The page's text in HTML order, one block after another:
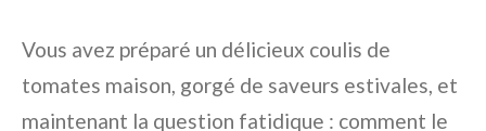
Vous avez préparé un délicieux coulis de
tomates maison, gorgé de saveurs estivales, et
maintenant la question fatidique : comment le